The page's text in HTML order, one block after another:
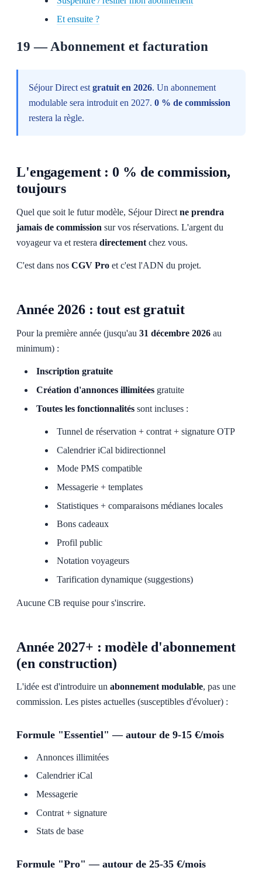
Et ensuite ?
19 — Abonnement et facturation
Séjour Direct est gratuit en 2026. Un abonnement
modulable sera introduit en 2027. 0 % de commission
restera la règle.
L'engagement : 0 % de commission,
toujours
Quel que soit le futur modèle, Séjour Direct ne prendra
jamais de commission sur vos réservations. L'argent du
voyageur va et restera directement chez vous.
C'est dans nos CGV Pro et c'est l'ADN du projet.
Année 2026 : tout est gratuit
Pour la première année (jusqu'au 31 décembre 2026 au
minimum) :
Inscription gratuite
Création d'annonces illimitées gratuite
Toutes les fonctionnalités sont incluses :
Tunnel de réservation + contrat + signature OTP
Calendrier iCal bidirectionnel
Mode PMS compatible
Messagerie + templates
Statistiques + comparaisons médianes locales
Bons cadeaux
Profil public
Notation voyageurs
Tarification dynamique (suggestions)
Aucune CB requise pour s'inscrire.
Année 2027+ : modèle d'abonnement
(en construction)
L'idée est d'introduire un abonnement modulable, pas une
commission. Les pistes actuelles (susceptibles d'évoluer) :
Formule "Essentiel" — autour de 9-15 €/mois
Annonces illimitées
Calendrier iCal
Messagerie
Contrat + signature
Stats de base
Formule "Pro" — autour de 25-35 €/mois